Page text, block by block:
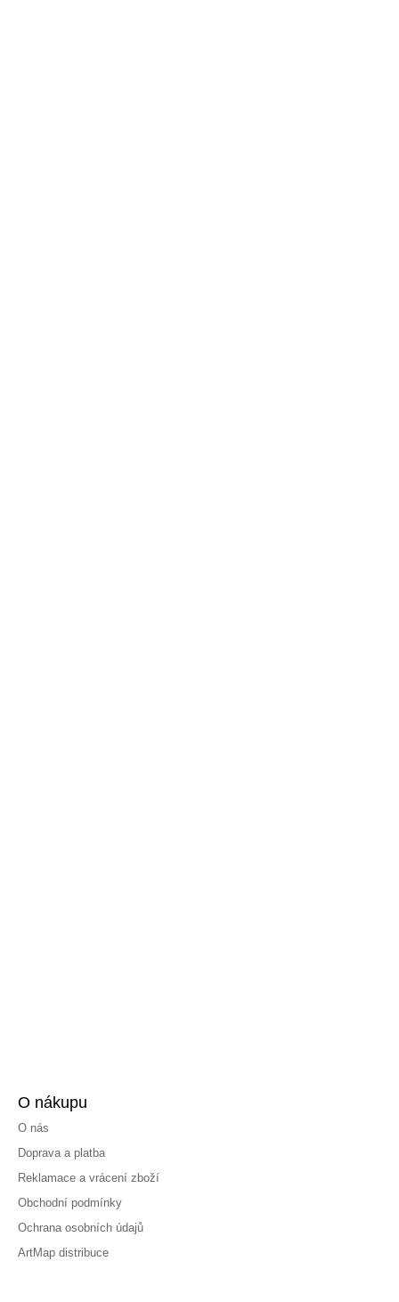
O nákupu
O nás
Doprava a platba
Reklamace a vrácení zboží
Obchodní podmínky
Ochrana osobních údajů
ArtMap distribuce